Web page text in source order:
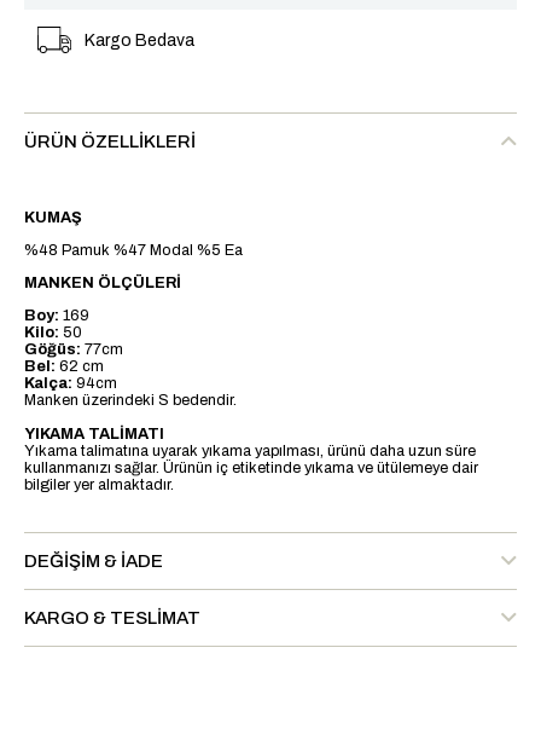
Kargo Bedava
ÜRÜN ÖZELLIKLERI
KUMAŞ
%48 Pamuk %47 Modal %5 Ea
MANKEN ÖLÇÜLERİ
Boy: 169
Kilo: 50
Göğüs: 77cm
Bel: 62 cm
Kalça: 94cm
Manken üzerindeki S bedendir.
YIKAMA TALİMATI
Yıkama talimatına uyarak yıkama yapılması, ürünü daha uzun süre
kullanmanızı sağlar. Ürünün iç etiketinde yıkama ve ütülemeye dair
bilgiler yer almaktadır.
DEĞIŞIM & İADE
KARGO & TESLIMAT